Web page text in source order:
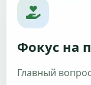
Фокус на
Главный